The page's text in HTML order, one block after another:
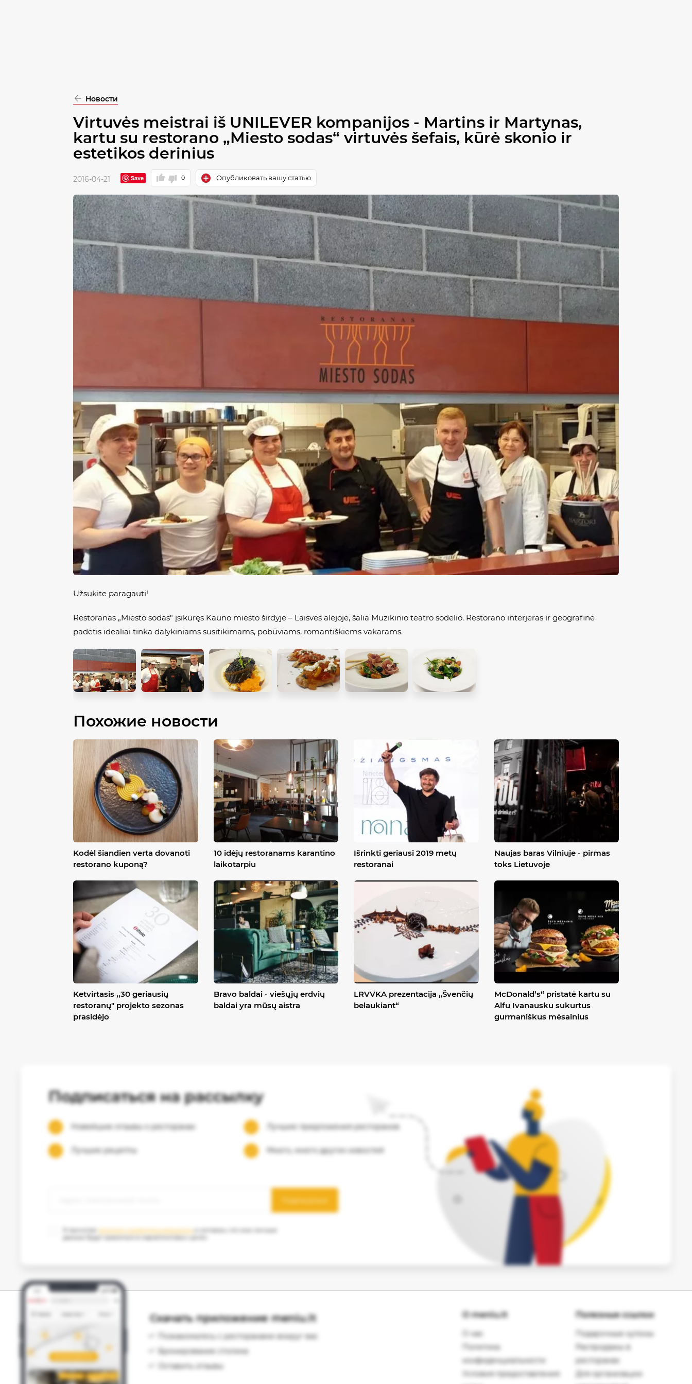
Новости
Virtuvės meistrai iš UNILEVER kompanijos - Martins ir Martynas,
kartu su restorano „Miesto sodas“ virtuvės šefais, kūrė skonio ir
estetikos derinius
2016-04-21 Save 0 Опубликовать вашу статью
Užsukite paragauti!
Restoranas „Miesto sodas" įsikūręs Kauno miesto širdyje – Laisvės alėjoje, šalia Muzikinio teatro sodelio. Restorano interjeras ir geografinė
padėtis idealiai tinka dalykiniams susitikimams, pobūviams, romantiškiems vakarams.
Похожие новости
Kodėl šiandien verta dovanoti
restorano kuponą?
10 idėjų restoranams karantino
laikotarpiu
Išrinkti geriausi 2019 metų
restoranai
Naujas baras Vilniuje - pirmas
toks Lietuvoje
Ketvirtasis ,,30 geriausių
restoranų" projekto sezonas
prasidėjo
Bravo baldai - viešųjų erdvių
baldai yra mūsų aistra
LRVVKA prezentacija „Švenčių
belaukiant“
McDonald’s“ pristatė kartu su
Alfu Ivanausku sukurtus
gurmaniškus mėsainius
Подписаться на рассылку
Новейшие отзывы о ресторанах Лучшие предложения ресторанов
Лучшие рецепты Много, много других новостей
Подписаться
политику конфиденциальности
Скачать приложение meniu.lt
Познакомьтесь с ресторанами вокруг вас
Бронирование столика
Оставить отзывы
О meniu.lt
О нас
Политика
конфиденциальности
Условия предоставления
Полезные ссылки
Подарочные купоны
Распродажы в
ресторанах
Для организации